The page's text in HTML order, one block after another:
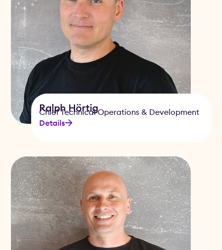
Ralph Hörtig
Chief Technical Operations & Development
Details